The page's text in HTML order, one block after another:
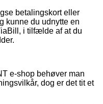
betalingskort eller
kunne du udnytte en
i tilfælde af at du
e-shop behøver man
dog er det tit et